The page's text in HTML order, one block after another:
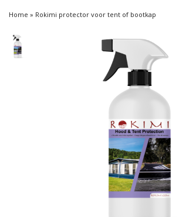
Home » Rokimi protector voor tent of bootkap